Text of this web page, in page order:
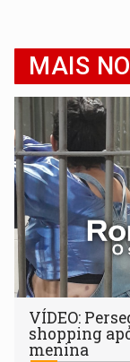
MAIS
VÍDEO:
shopping
menina